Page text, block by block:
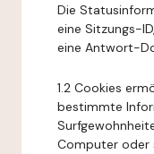
Die
eine Sitzungs-
eine Antwort-
1.2 Cookies
bestimmte
Computer oder